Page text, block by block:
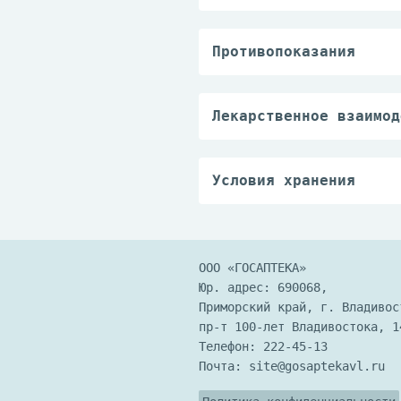
приготовления
Противопоказания
Лекарственное
приготовления
Условия хранения
ООО «ГОСАПТЕКА»
Юр. адрес: 690068,
Приморский край, г.
пр-т 100-лет Владивостока,
Телефон: 222-45-13
Почта: site@gosaptekavl.ru